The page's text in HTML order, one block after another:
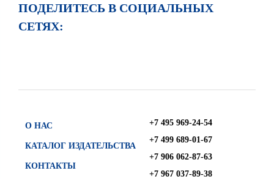
ПОДЕЛИТЕСЬ В СОЦИАЛЬНЫХ
СЕТЯХ:
О НАС
КАТАЛОГ ИЗДАТЕЛЬСТВА
КОНТАКТЫ
+7 495 969-24-54
+7 499 689-01-67
+7 906 062-87-63
+7 967 037-89-38